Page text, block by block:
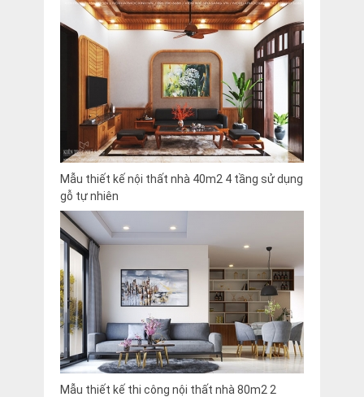
Mẫu thiết kế nội thất nhà 40m2 4 tầng sử dụng
gỗ tự nhiên
Mẫu thiết kế thi công nội thất nhà 80m2 2